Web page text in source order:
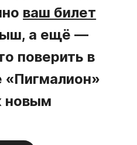
ваш билет
а ещё —
поверить в
«Пигмалион»
новым